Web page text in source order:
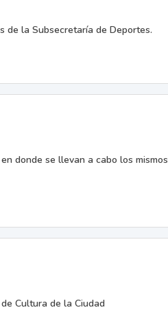
de la Subsecretaría de Deportes.
donde se llevan a cabo los mismos
Cultura de la Ciudad